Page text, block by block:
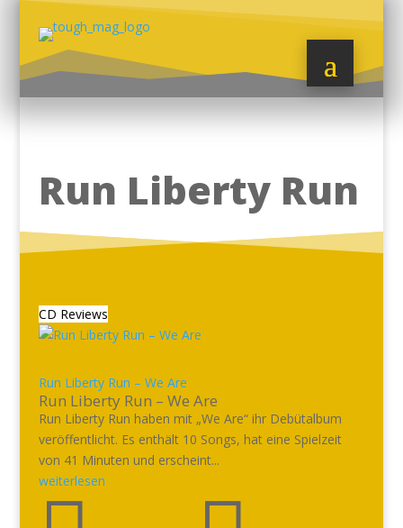
Run Liberty Run
CD Reviews
Run Liberty Run – We Are
Run Liberty Run – We Are
Run Liberty Run haben mit „We Are“ ihr Debütalbum
veröffentlicht. Es enthält 10 Songs, hat eine Spielzeit
von 41 Minuten und erscheint...
weiterlesen